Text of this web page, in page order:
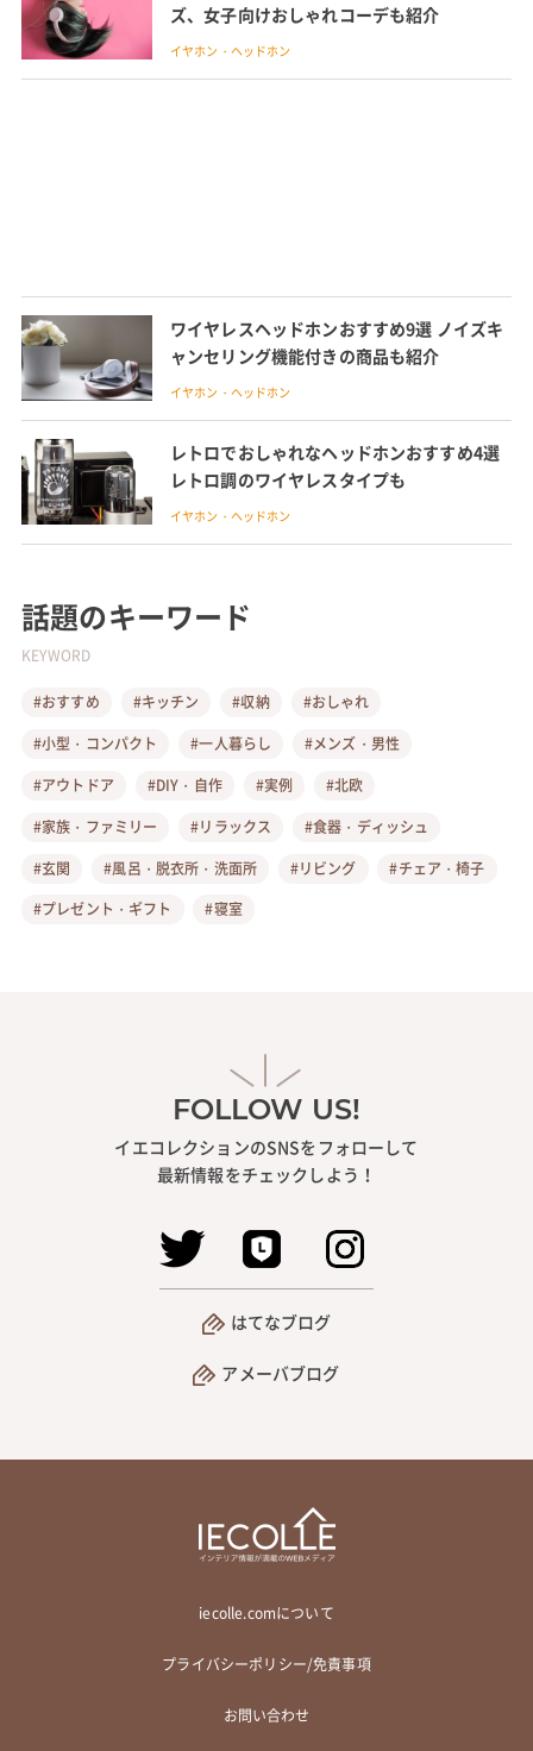
ズ、女子向けおしゃれコーデも紹介
イヤホン・ヘッドホン
ワイヤレスヘッドホンおすすめ9選 ノイズキ
ャンセリング機能付きの商品も紹介
イヤホン・ヘッドホン
レトロでおしゃれなヘッドホンおすすめ4選
レトロ調のワイヤレスタイプも
イヤホン・ヘッドホン
話題のキーワード
KEYWORD
#おすすめ #キッチン #収納
#おしゃれ
#小型・コンパクト
#一人暮らし
#メンズ・男性
#アウトドア
#DIY・自作 #実例
#北欧
#家族・ファミリー
#リラックス
#食器・ディッシュ
#玄関
#風呂・脱衣所・洗面所 #リビング
#チェア・椅子
#プレゼント・ギフト
#寝室
FOLLOW US!
イエコレクションのSNSをフォローして
最新情報をチェックしよう！
はてなブログ
アメーバブログ
iecolle.comについて
プライバシーポリシー/免責事項
お問い合わせ